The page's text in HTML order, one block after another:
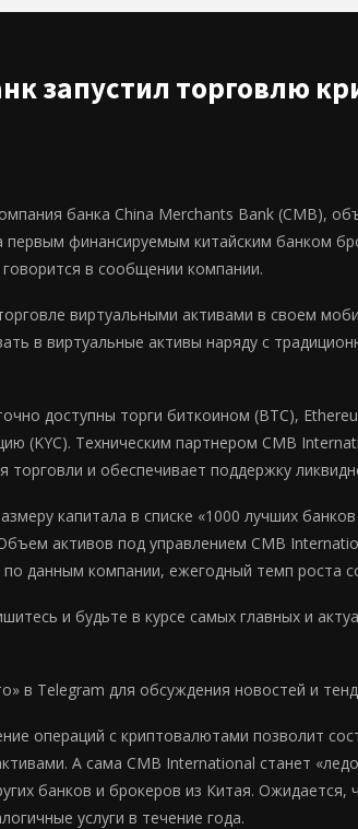
запустил торговлю
банка China Merchants Bank (CMB),
первым финансируемым китайским банком
в сообщении компании.
виртуальными активами в своем
в виртуальные активы наряду с
доступны торги биткоином (BTC),
(KYC). Техническим партнером CMB
и обеспечивает поддержку
капитала в списке «1000 лучших
активов под управлением CMB
данным компании, ежегодный темп роста
и будьте в курсе самых главных и
в Telegram для обсуждения новостей и
операций с криптовалютами позволит
А сама CMB International станет
банков и брокеров из Китая. Ожидается,
услуги в течение года.